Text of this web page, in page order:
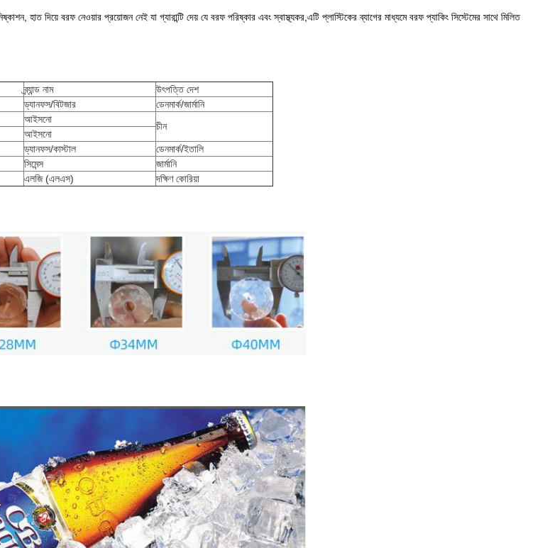
হাত দিয়ে বরফ নেওয়ার প্রয়োজন নেই যা গ্যারান্টি দেয় যে বরফ পরিষ্কার এবং স্বাস্থ্যকর,এটি প্লাস্টিকের ব্যাগের মাধ্যমে বরফ প্যাকিং সিস্টেমের সাথে মিলিত
ব্র্যান্ড নাম
উৎপত্তি দেশ
ড্যানফস/বিটজার
ডেনমার্ক/জার্মানি
আইসনো
চীন
আইসনো
ড্যানফস/কাস্টাল
ডেনমার্ক/ইতালি
সিমেন্স
জার্মানি
এলজি (এলএস) দক্ষিণ কোরিয়া